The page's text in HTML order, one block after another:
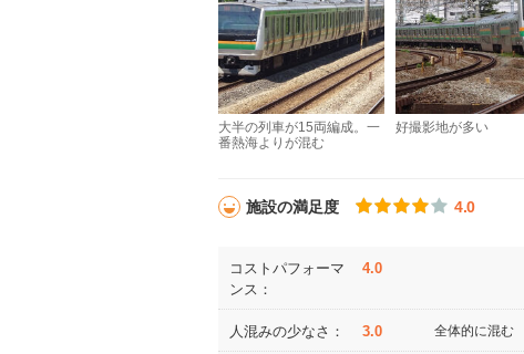
大半の列車が15両編成。一
番熱海よりが混む
好撮影地が多い
施設の満足度 4.0
コストパフォーマ
ンス：
4.0
人混みの少なさ： 3.0 全体的に混む